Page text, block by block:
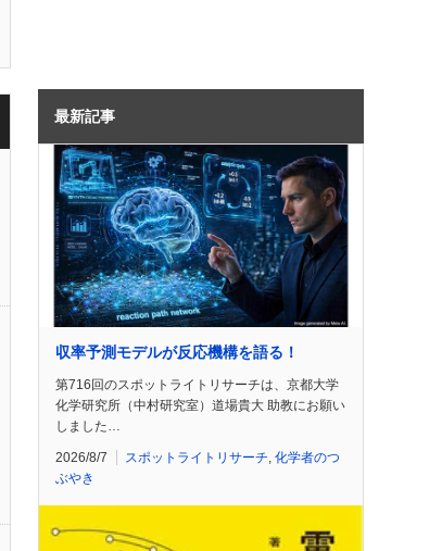
最新記事
収率予測モデルが反応機構を語る！
第716回のスポットライトリサーチは、京都大学
化学研究所（中村研究室）道場貴大 助教にお願い
しました…
2026/8/7 スポットライトリサーチ 化学者のつ
ぶやき